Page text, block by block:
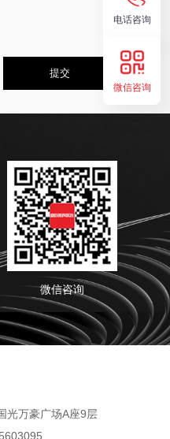
微信咨询
光万豪广场A座9层
电话咨询
微信咨询